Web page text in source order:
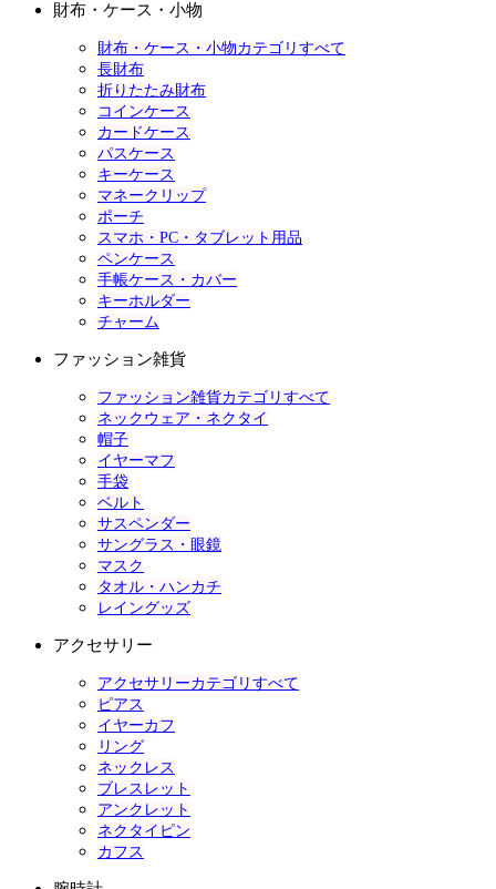
財布・ケース・小物
財布・ケース・小物カテゴリすべて
長財布
折りたたみ財布
コインケース
カードケース
パスケース
キーケース
マネークリップ
ポーチ
スマホ・PC・タブレット用品
ペンケース
手帳ケース・カバー
キーホルダー
チャーム
ファッション雑貨
ファッション雑貨カテゴリすべて
ネックウェア・ネクタイ
帽子
イヤーマフ
手袋
ベルト
サスペンダー
サングラス・眼鏡
マスク
タオル・ハンカチ
レイングッズ
アクセサリー
アクセサリーカテゴリすべて
ピアス
イヤーカフ
リング
ネックレス
ブレスレット
アンクレット
ネクタイピン
カフス